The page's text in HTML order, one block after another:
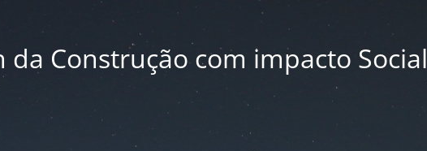
da Construção com impacto Social